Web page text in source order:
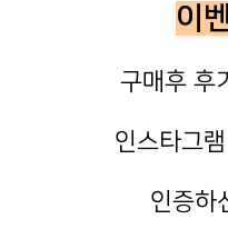
이
구매후 후
인스타그
인증하